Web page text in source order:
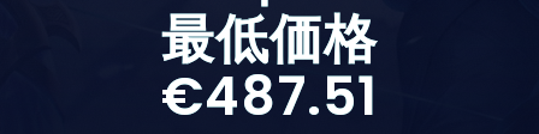
最低価格
€487.51